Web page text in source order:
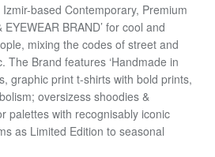
Izmir-based Contemporary, Premium
EYEWEAR BRAND’ for cool and
mixing the codes of street and
The Brand features ‘Handmade in
graphic print t-shirts with bold prints,
oversizess shoodies &
palettes with recognisably iconic
as Limited Edition to seasonal